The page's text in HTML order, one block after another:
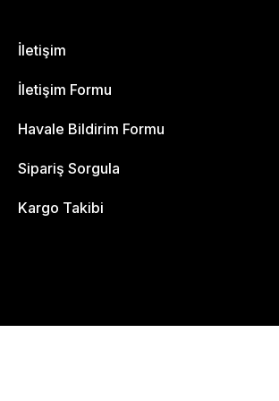
İletişim
İletişim Formu
Havale Bildirim Formu
Sipariş Sorgula
Kargo Takibi